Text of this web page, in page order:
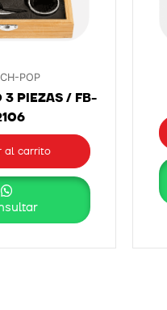
POP
3 PIEZAS / FB-
al carrito